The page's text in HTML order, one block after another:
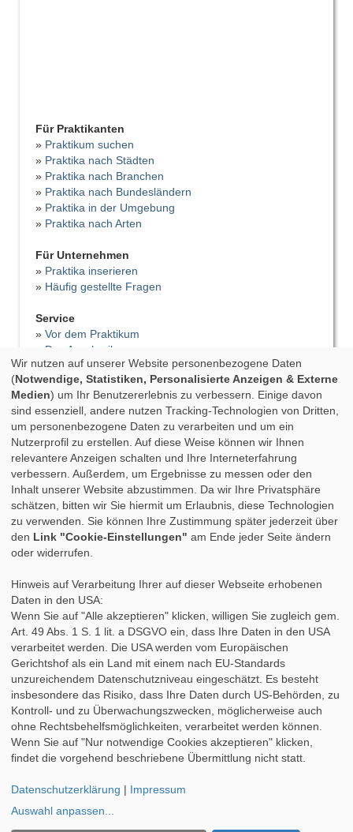
Für Praktikanten
» Praktikum suchen
» Praktika nach Städten
» Praktika nach Branchen
» Praktika nach Bundesländern
» Praktika in der Umgebung
» Praktika nach Arten
Für Unternehmen
» Praktika inserieren
» Häufig gestellte Fragen
Service
» Vor dem Praktikum
Das Anschreiben
»Der Lebenslauf
»Vorstellungsgespräch
»Bewerbungsfehler
»Tipps für das Praktikum
»Praktikumsbericht
»Praktikumszeugnis
»Nach dem Praktikum
»Studium & Praktikum
»Fortbildung
»Auslandspraktikum
»Berufsbegleitendes Studium
Wir nutzen auf unserer Website personenbezogene Daten
(Notwendige, Statistiken, Personalisierte Anzeigen & Externe
Medien) um Ihr Benutzererlebnis zu verbessern. Einige davon
sind essenziell, andere nutzen Tracking-Technologien von Dritten,
um personenbezogene Daten zu verarbeiten und um ein
Nutzerprofil zu erstellen. Auf diese Weise können wir Ihnen
relevantere Anzeigen schalten und Ihre Interneterfahrung
verbessern. Außerdem, um Ergebnisse zu messen oder den
Inhalt unserer Website abzustimmen. Da wir Ihre Privatsphäre
schätzen, bitten wir Sie hiermit um Erlaubnis, diese Technologien
zu verwenden. Sie können Ihre Zustimmung später jederzeit über
den Link "Cookie-Einstellungen" am Ende jeder Seite ändern
oder widerrufen.
Hinweis auf Verarbeitung Ihrer auf dieser Webseite erhobenen
Daten in den USA:
Wenn Sie auf "Alle akzeptieren" klicken, willigen Sie zugleich gem.
Art. 49 Abs. 1 S. 1 lit. a DSGVO ein, dass Ihre Daten in den USA
verarbeitet werden. Die USA werden vom Europäischen
Gerichtshof als ein Land mit einem nach EU-Standards
unzureichendem Datenschutzniveau eingeschätzt. Es besteht
insbesondere das Risiko, dass Ihre Daten durch US-Behörden, zu
Kontroll- und zu Überwachungszwecken, möglicherweise auch
ohne Rechtsbehelfsmöglichkeiten, verarbeitet werden können.
Wenn Sie auf "Nur notwendige Cookies akzeptieren" klicken,
findet die vorgehend beschriebene Übermittlung nicht statt.
Datenschutzerklärung | Impressum
Auswahl anpassen